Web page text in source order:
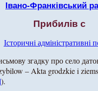
Івано-Франківський
Прибилів с
Історичні адміністративні
згадку про село
– Akta grodzkie i
).